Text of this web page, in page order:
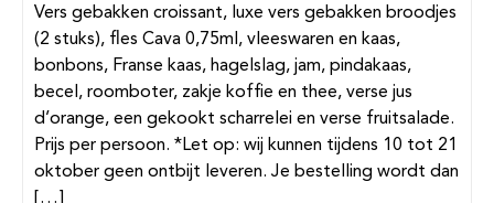
Vers gebakken croissant, luxe vers gebakken broodjes
(2 stuks), fles Cava 0,75ml, vleeswaren en kaas,
bonbons, Franse kaas, hagelslag, jam, pindakaas,
becel, roomboter, zakje koffie en thee, verse jus
d’orange, een gekookt scharrelei en verse fruitsalade.
Prijs per persoon. *Let op: wij kunnen tijdens 10 tot 21
oktober geen ontbijt leveren. Je bestelling wordt dan
[…]